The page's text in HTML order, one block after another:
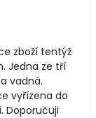
zboží tentýž
Jedna ze tří
vadná.
vyřízena do
Doporučuji